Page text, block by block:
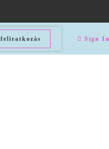
feliratkozás Sign In